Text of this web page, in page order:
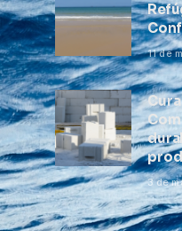
11 de
3 de